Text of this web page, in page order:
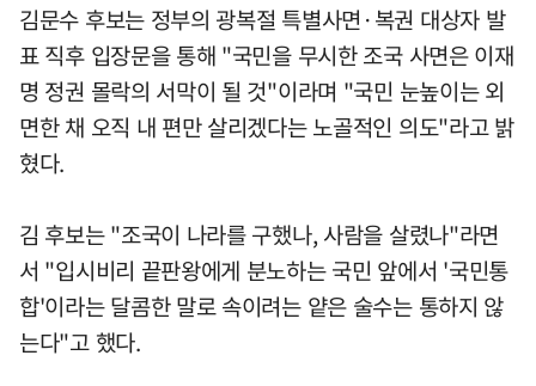
김문수 후보는 정부의 광복절 특별사면·복권 대상자 발
표 직후 입장문을 통해 "국민을 무시한 조국 사면은 이재
명 정권 몰락의 서막이 될 것"이라며 "국민 눈높이는 외
면한 채 오직 내 편만 살리겠다는 노골적인 의도"라고 밝
혔다.
김 후보는 "조국이 나라를 구했나, 사람을 살렸나"라면
서 "입시비리 끝판왕에게 분노하는 국민 앞에서 '국민통
합'이라는 달콤한 말로 속이려는 얕은 술수는 통하지 않
는다"고 했다.